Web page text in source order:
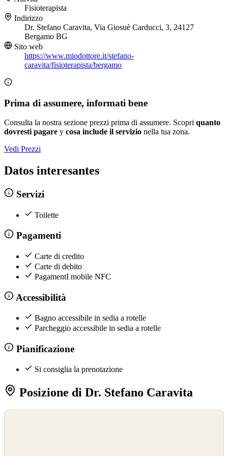
Fisioterapista
Indirizzo
Dr. Stefano Caravita, Via Giosuè Carducci, 3, 24127
Bergamo BG
Sito web
https://www.miodottore.it/stefano-
caravita/fisioterapista/bergamo
Prima di assumere, informati bene
Consulta la nostra sezione prezzi prima di assumere. Scopri quanto
dovresti pagare y cosa include il servizio nella tua zona.
Vedi Prezzi
Datos interesantes
Servizi
Toilette
Pagamenti
Carte di credito
Carte di debito
PagamentI mobile NFC
Accessibilità
Bagno accessibile in sedia a rotelle
Parcheggio accessibile in sedia a rotelle
Pianificazione
Si consiglia la prenotazione
Posizione di Dr. Stefano Caravita